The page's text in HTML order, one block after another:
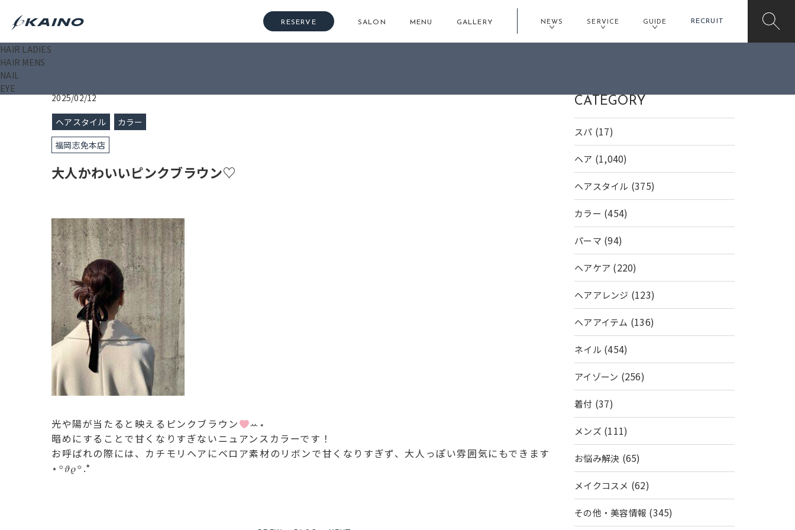
RESERVE SALON MENU GALLERY NEWS SERVICE GUIDE RECRUIT
HAIR LADIES
HAIR MENS
NAIL
EYE
2025/02/12
ヘアスタイル
カラー
福岡志免本店
大人かわいいピンクブラウン♡
光や陽が当たると映えるピンクブラウン
ꕀ⋆
暗めにすることで甘くなりすぎないニュアンスカラーです！
お呼ばれの際には、カチモリヘアにベロア素材のリボンで甘くなりすぎず、大人っぽい雰囲気にもできます
⋆꙳𝜗𝜚꙳.*‬
CATEGORY
スパ (17)
ヘア (1,040)
ヘアスタイル (375)
カラー (454)
パーマ (94)
ヘアケア (220)
ヘアアレンジ (123)
ヘアアイテム (136)
ネイル (454)
アイゾーン (256)
着付 (37)
メンズ (111)
お悩み解決 (65)
メイクコスメ (62)
その他・美容情報 (345)